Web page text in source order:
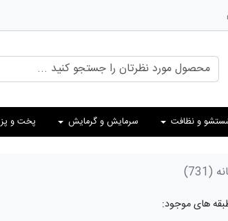
و نظافت سرمایش و گرمایش پخت و پز
(731)
های موجود: